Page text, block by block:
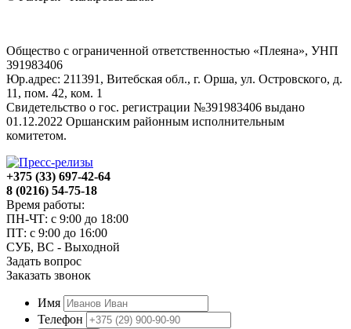
Общество с ограниченной ответственностью «Плеяна», УНП
391983406
Юр.адрес: 211391, Витебская обл., г. Орша, ул. Островского, д.
11, пом. 42, ком. 1
Свидетельство о гос. регистрации №391983406 выдано
01.12.2022 Оршанским районным исполнительным
комитетом.
+375 (33) 697-42-64
8 (0216) 54-75-18
Время работы:
ПН-ЧТ: с 9:00 до 18:00
ПТ: с 9:00 до 16:00
СУБ, ВС - Выходной
Задать вопрос
Заказать звонок
Имя
Телефон